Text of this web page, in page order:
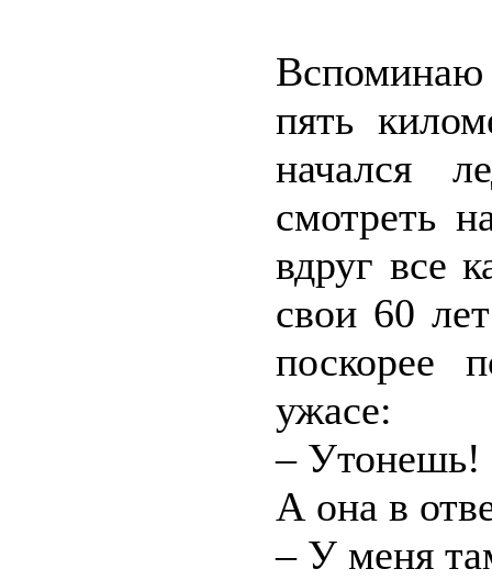
пять
начался
смотреть
вдруг все
свои 60
поскорее
ужасе:
– Утонешь!
А она в
– У меня